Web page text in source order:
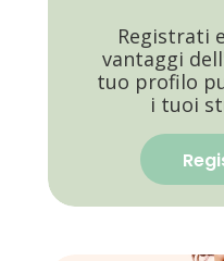
Registrati
vantaggi
tuo profilo
i tuoi